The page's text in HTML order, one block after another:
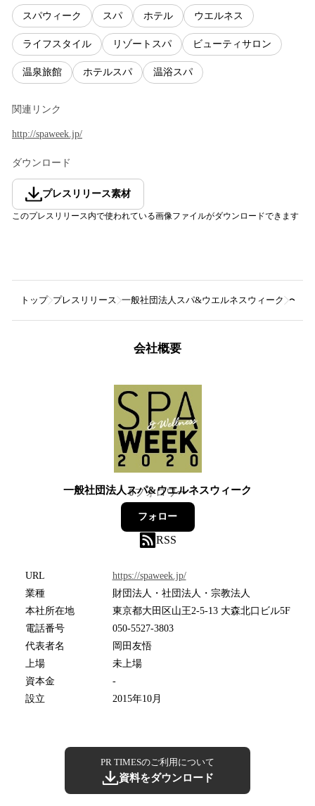
スパウィーク スパ ホテル ウエルネス
ライフスタイル リゾートスパ ビューティサロン
温泉旅館 ホテルスパ 温浴スパ
関連リンク
http://spaweek.jp/
ダウンロード
プレスリリース素材
このプレスリリース内で使われている画像ファイルがダウンロードできます
トップ プレスリリース 一般社団法人スパ&ウエルネスウィーク 〜心
会社概要
一般社団法人スパ&ウエルネスウィーク
0フォロワー
フォロー
RSS
URL
https://spaweek.jp/
業種
財団法人・社団法人・宗教法人
本社所在地
東京都大田区山王2-5-13 大森北口ビル5F
電話番号
050-5527-3803
代表者名
岡田友悟
上場
未上場
資本金
-
設立
2015年10月
PR TIMESのご利用について
資料をダウンロード